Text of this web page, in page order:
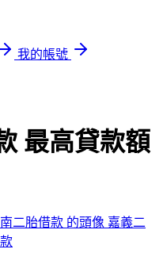
我的帳號
最高貸款額
嘉義二